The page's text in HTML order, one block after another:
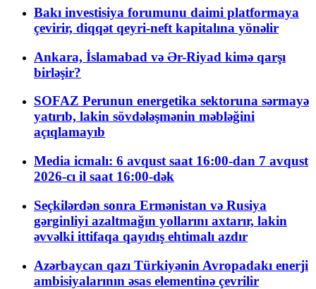
Bakı investisiya forumunu daimi platformaya
çevirir, diqqət qeyri-neft kapitalına yönəlir
Ankara, İslamabad və Ər-Riyad kimə qarşı
birləşir?
SOFAZ Perunun energetika sektoruna sərmayə
yatırıb, lakin sövdələşmənin məbləğini
açıqlamayıb
Media icmalı: 6 avqust saat 16:00-dan 7 avqust
2026-cı il saat 16:00-dək
Seçkilərdən sonra Ermənistan və Rusiya
gərginliyi azaltmağın yollarını axtarır, lakin
əvvəlki ittifaqa qayıdış ehtimalı azdır
Azərbaycan qazı Türkiyənin Avropadakı enerji
ambisiyalarının əsas elementinə çevrilir